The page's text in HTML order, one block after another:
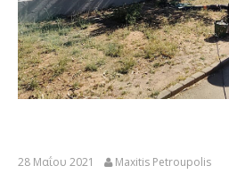
28 Μαΐου 2021 Maxitis Petroupolis